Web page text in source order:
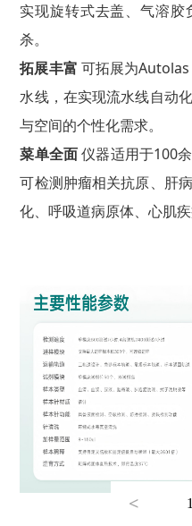
实现旋转式去盖、气溶
杀。
拓展丰富 可拓展为
水线，在实现流水线自动
与空间的个性化需求。
菜单全面仪器适用于100
可检测肿瘤相关抗原、肝
化、呼吸道病原体、心肌疾
< 1